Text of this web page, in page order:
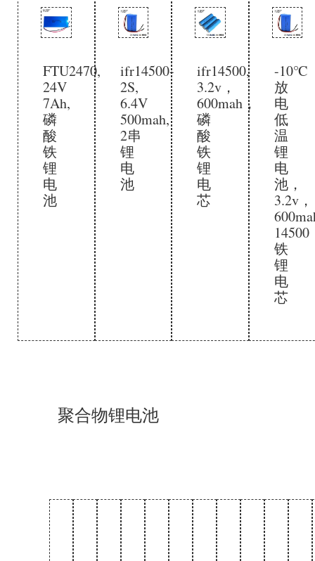
FTU2470,
24V
7Ah,
磷
酸
铁
锂
电
池
ifr14500-
2S,
6.4V
500mah,
2串
锂
电
池
ifr14500,
3.2v，
600mah，
磷
酸
铁
锂
电
芯
-10℃
放
电
低
温
锂
电
池，
3.2v，
14500
铁
锂
电
芯
聚合物锂电池